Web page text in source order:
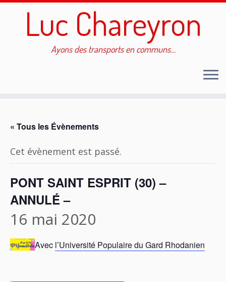
contenu
Luc Chareyron
Ayons des transports en communs…
« Tous les Évènements
Cet évènement est passé.
PONT SAINT ESPRIT (30) –
ANNULÉ –
16 mai 2020
Avec l’Université Populaire du Gard Rhodanien